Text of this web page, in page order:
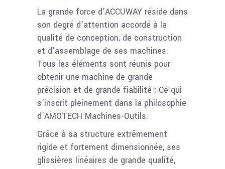
La grande force d’ACCUWAY réside dans
son degré d’attention accordé à la
qualité de conception, de construction
et d’assemblage de ses machines.
Tous les éléments sont réunis pour
obtenir une machine de grande
précision et de grande fiabilité : Ce qui
s’inscrit pleinement dans la philosophie
d’AMOTECH Machines-Outils.
Grâce à sa structure extrêmement
rigide et fortement dimensionnée, ses
glissières linéaires de grande qualité,